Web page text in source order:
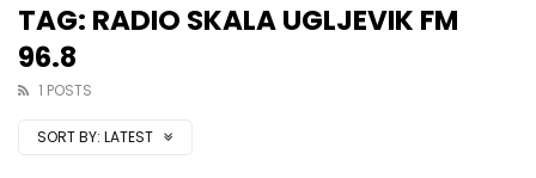
TAG: RADIO SKALA UGLJEVIK FM
96.8
1 POSTS
SORT BY: LATEST